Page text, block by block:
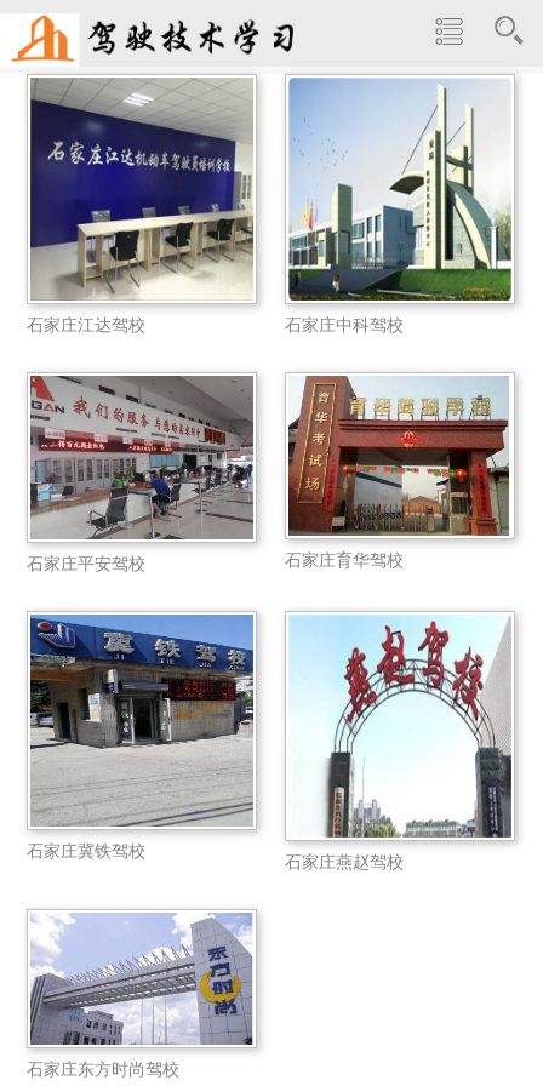
石家庄江达驾校 石家庄中科驾校
石家庄平安驾校 石家庄育华驾校
石家庄冀铁驾校
石家庄燕赵驾校
石家庄东方时尚驾校